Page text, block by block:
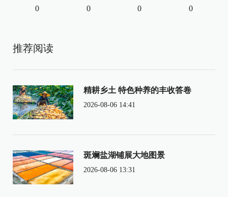
0 0 0 0
推荐阅读
精耕乡土 特色种养的丰收答卷
2026-08-06 14:41
斑斓盐湖铺展大地图景
2026-08-06 13:31